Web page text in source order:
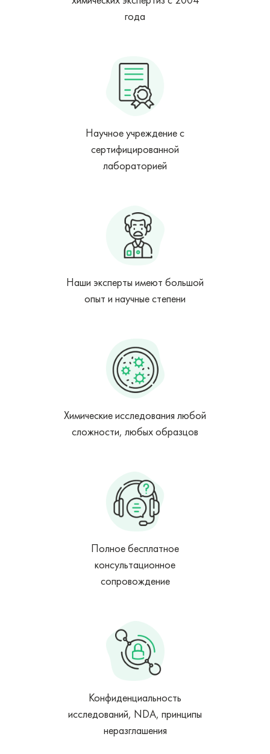
года
Научное учреждение с
сертифицированной
лабораторией
Наши эксперты имеют большой
опыт и научные степени
Химические исследования любой
сложности, любых образцов
Полное бесплатное
консультационное
сопровождение
Конфиденциальность
исследований, NDA, принципы
неразглашения